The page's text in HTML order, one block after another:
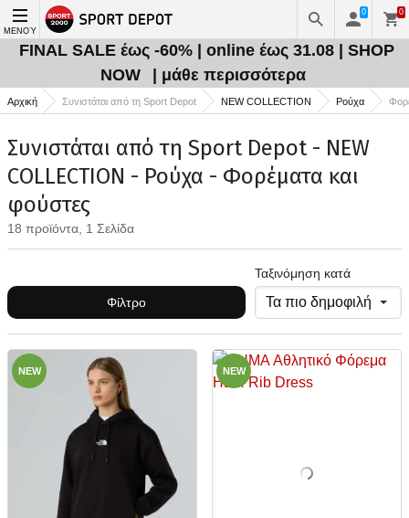
ΜΕΝΟΎ
0 0
FINAL SALE έως -60% | online έως 31.08 | SHOP
NOW
| μάθε περισσότερα
Αρχική Συνιστάται από τη Sport Depot NEW COLLECTION Ρούχα
Συνιστάται από τη Sport Depot - NEW
COLLECTION - Ρούχα - Φορέματα και
φούστες
18 προϊόντα, 1 Σελίδα
Φίλτρο
Ταξινόμηση κατά
NEW NEW